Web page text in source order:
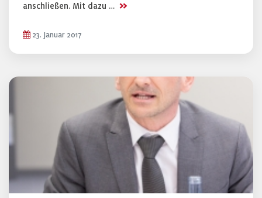
anschließen. Mit dazu … >>
23. Januar 2017